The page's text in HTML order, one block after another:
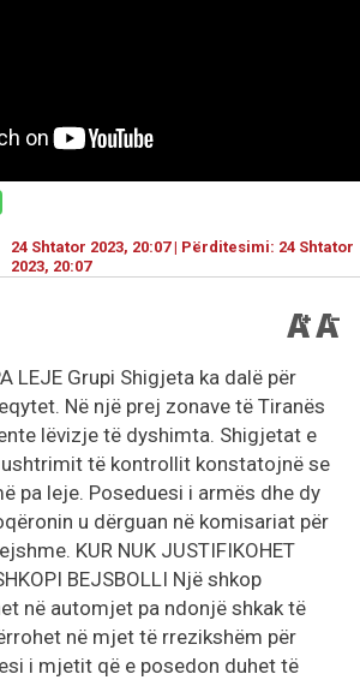
24 Shtator 2023, 20:07 | Përditesimi: 24 Shtator
2023, 20:07
LEJE Grupi Shigjeta ka dalë për
Në një prej zonave të Tiranës
lëvizje të dyshimta. Shigjetat e
të kontrollit konstatojnë se
pa leje. Poseduesi i armës dhe dy
u dërguan në komisariat për
KUR NUK JUSTIFIKOHET
BEJSBOLLI Një shkop
në automjet pa ndonjë shkak të
në mjet të rrezikshëm për
i mjetit që e posedon duhet të